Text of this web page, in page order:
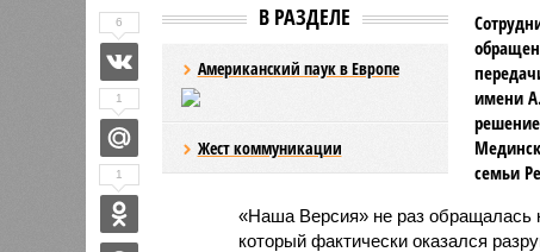
В РАЗДЕЛЕ
Американский паук в Европе
Жест коммуникации
имени
семьи
«Наша Версия» не раз обращалась
который фактически оказался
6
1
1